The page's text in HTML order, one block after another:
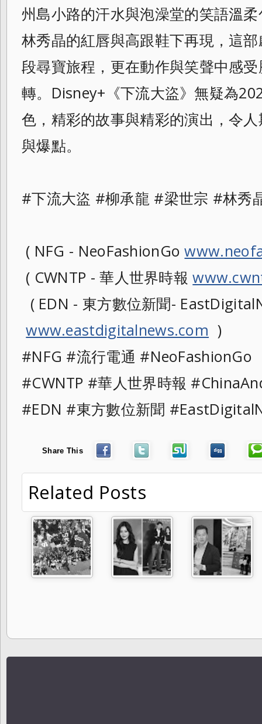
州島小路的汗水與泡澡堂的笑語溫
林秀晶的紅唇與高跟鞋下再現，這
段尋寶旅程，更在動作與笑聲中感
轉。Disney+《下流大盜》無疑為
色，精彩的故事與精彩的演出，令
與爆點。
#下流大盜 #柳承龍 #梁世宗 #林秀
( NFG - NeoFashionGo
( CWNTP - 華人世界時報
( EDN - 東方數位新聞-
www.eastdigitalnews.com )
#NFG #流行電通
#CWNTP #華人世界時報
#EDN #東方數位新聞
Share This
Related Posts